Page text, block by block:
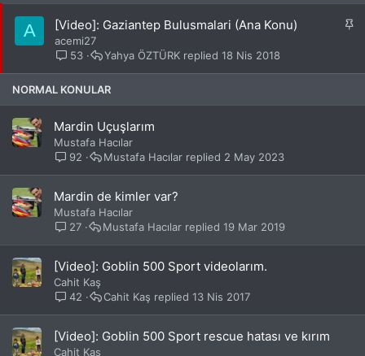
A
S
[Video]: Gaziantep Bulusmalari (Ana Konu)
acemi27
53
18 Nis 2018
Yahya ÖZTÜRK
NORMAL KONULAR
Mardin Uçuşlarım
Mustafa Hacılar
92
2 May 2023
Mustafa Hacılar
Mardin de kimler var?
Mustafa Hacılar
27
19 Mar 2019
Mustafa Hacılar
[Video]: Goblin 500 Sport videolarım.
Cahit Kaş
42
13 Nis 2017
Cahit Kaş
[Video]: Goblin 500 Sport rescue hatası ve kırım
Cahit Kaş